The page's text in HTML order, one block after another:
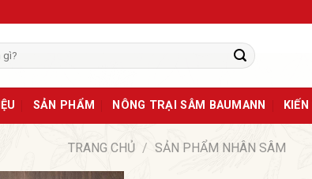
SẢN PHẨM NÔNG TRẠI SÂM BAUMANN
TRANG CHỦ / SẢN PHẨM NHÂN SÂM